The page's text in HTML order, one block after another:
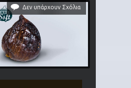
Δεν υπάρχουν Σχόλια